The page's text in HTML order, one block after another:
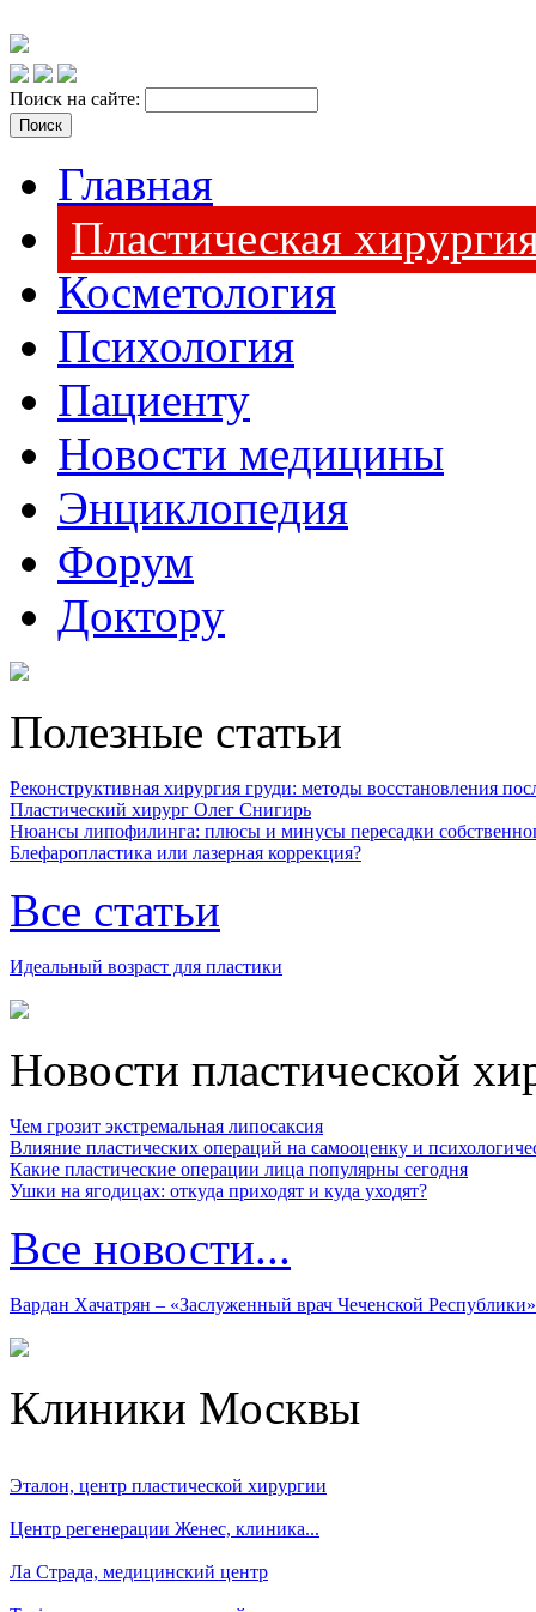
Поиск на сайте:
Главная
Пластическая
Косметология
Психология
Пациенту
Новости медицины
Энциклопедия
Форум
Доктору
Полезные статьи
Реконструктивная хирургия груди: методы восстановления
Пластический хирург Олег Снигирь
Нюансы липофилинга: плюсы и минусы пересадки
Блефаропластика или лазерная коррекция?
Все статьи
Идеальный возраст для пластики
Новости пластической
Чем грозит экстремальная липосаксия
Влияние пластических операций на самооценку и
Какие пластические операции лица популярны сегодня
Ушки на ягодицах: откуда приходят и куда уходят?
Все новости...
Вардан Хачатрян – «Заслуженный врач Чеченской Республики»
Клиники Москвы
Эталон, центр пластической хирургии
Центр регенерации Женес, клиника...
Ла Страда, медицинский центр